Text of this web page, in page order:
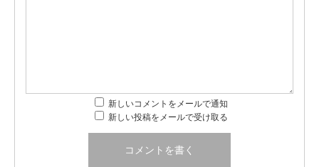
新しいコメントをメールで通知
新しい投稿をメールで受け取る